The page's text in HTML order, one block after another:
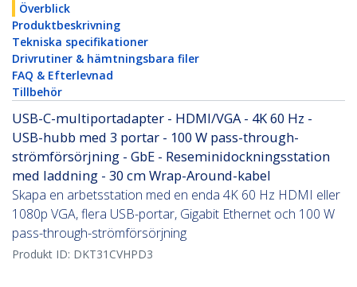
Överblick
Produktbeskrivning
Tekniska specifikationer
Drivrutiner & hämtningsbara filer
FAQ & Efterlevnad
Tillbehör
USB-C-multiportadapter - HDMI/VGA - 4K 60 Hz -
USB-hubb med 3 portar - 100 W pass-through-
strömförsörjning - GbE - Reseminidockningsstation
med laddning - 30 cm Wrap-Around-kabel
Skapa en arbetsstation med en enda 4K 60 Hz HDMI eller
1080p VGA, flera USB-portar, Gigabit Ethernet och 100 W
pass-through-strömförsörjning
Produkt ID: DKT31CVHPD3